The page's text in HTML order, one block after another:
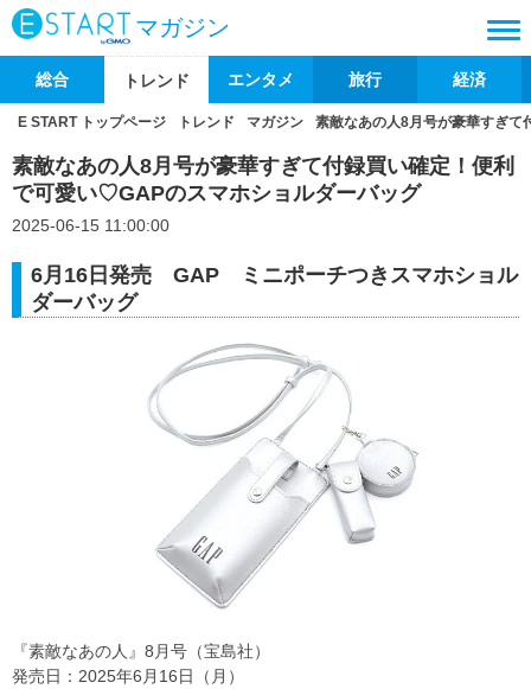
マガジン
総合 トレンド エンタメ 旅行 経済
E START トップページ トレンド マガジン 素敵なあの人8月号が豪華すぎ
素敵なあの人8月号が豪華すぎて付録買い確定！便利
で可愛い♡GAPのスマホショルダーバッグ
2025-06-15 11:00:00
6月16日発売 GAP ミニポーチつきスマホショル
ダーバッグ
『素敵なあの人』8月号（宝島社）
発売日：2025年6月16日（月）